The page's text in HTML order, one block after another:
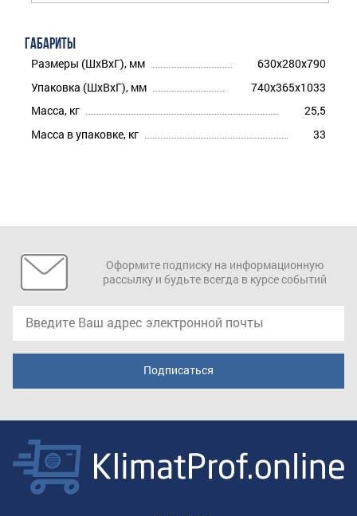
ГАБАРИТЫ
Размеры (ШхВхГ), мм
630x280x790
Упаковка (ШхВхГ), мм
740x365x1033
Масса, кг
25,5
Масса в упаковке, кг
33
Оформите подписку на информационную
рассылку и будьте всегда в курсе событий